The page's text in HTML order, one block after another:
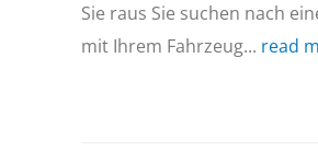
Sie raus Sie suchen nach
mit Ihrem Fahrzeug... read